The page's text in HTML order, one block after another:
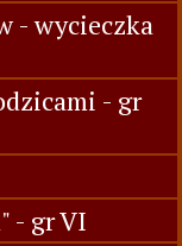
- wycieczka
- gr
- gr VI